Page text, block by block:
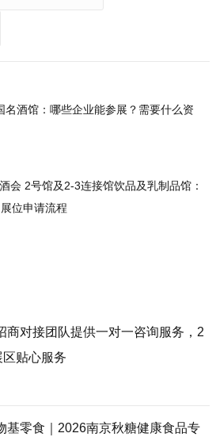
酒馆：哪些企业能参展？需要什么资
会 2号馆及2-3连接馆饮品及乳制品馆：
位申请流程
商对接团队提供一对一咨询服务，2
贴心服务
基零食｜2026南京秋糖健康食品专